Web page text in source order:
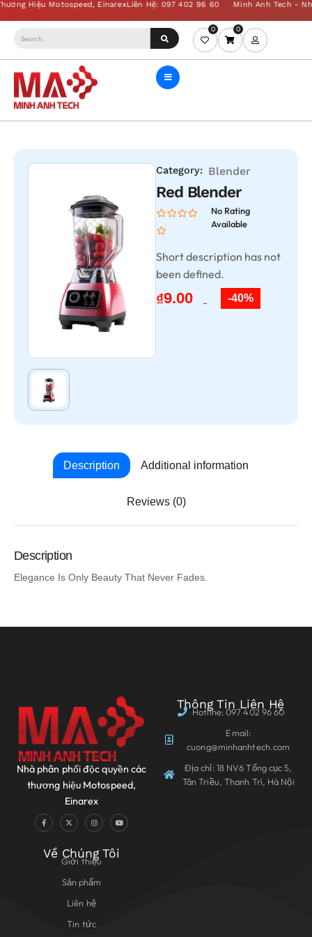
0 0
Category: Blender
Red Blender
No Rating
Available
Short description has not
been defined.
₫9.00 -40%
Description Additional information
Reviews (0)
Description
Elegance Is Only Beauty That Never Fades.
Nhà phân phối độc quyền các
thương hiệu Motospeed,
Einarex
Thông Tin Liên Hệ
Hotline: 097 402 96 60
Email:
cuong@minhanhtech.com
Địa chỉ: 18 NV6 Tổng cục 5,
Tân Triều, Thanh Trì, Hà Nội
Về Chúng Tôi
Giới thiệu
Sản phẩm
Liên hệ
Tin tức